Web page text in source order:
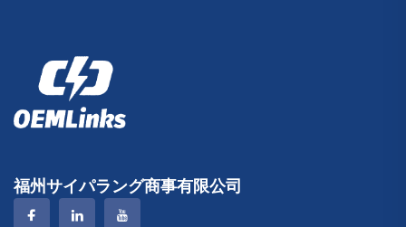
福州サイパラング商事有限公司